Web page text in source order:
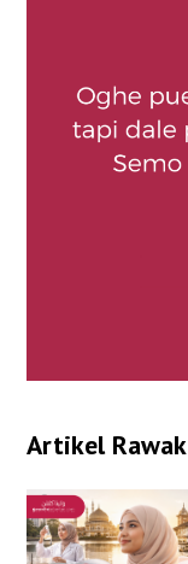
Artikel Rawak